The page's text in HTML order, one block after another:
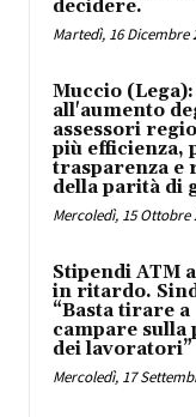
decidere.
Martedì, 16 Dicembre
Muccio
all'aumento
assessori
più efficienza,
trasparenza e
della parità di
Mercoledì, 15 Ottobre
Stipendi ATM
in ritardo.
“Basta tirare a
campare sulla
dei lavoratori”
Mercoledì, 17